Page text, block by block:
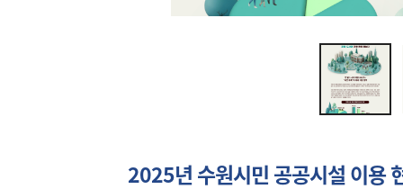
2025년 수원시민 공공시설 이용